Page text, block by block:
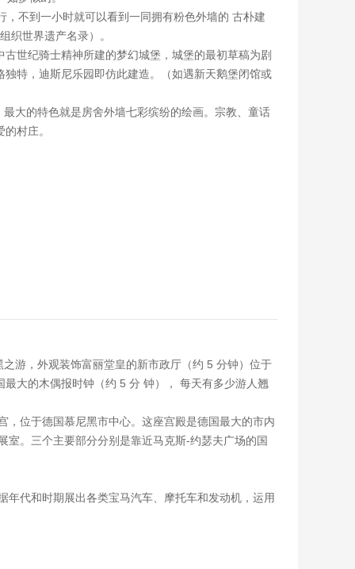
不到一小时就可以看到一同拥有粉色外墙的 古朴建
织世界遗产名录）。
世纪骑士精神所建的梦幻城堡，城堡的最初草稿为剧
特，迪斯尼乐园即仿此建造。（如遇新天鹅堡闭馆或
大的特色就是房舍外墙七彩缤纷的绘画。宗教、童话
村庄。
游，外观装饰富丽堂皇的新市政厅（约 5 分钟）位于
大的木偶报时钟（约 5 分 钟）， 每天有多少游人翘
位于德国慕尼黑市中心。这座宫殿是德国最大的市内
。三个主要部分分别是靠近马克斯-约瑟夫广场的国
代和时期展出各类宝马汽车、摩托车和发动机，运用